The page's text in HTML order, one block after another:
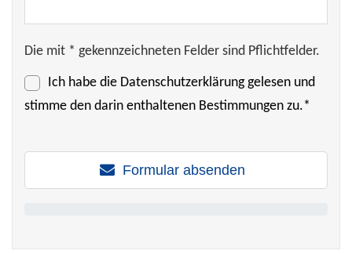
Die mit * gekennzeichneten Felder sind Pflichtfelder.
Ich habe die Datenschutzerklärunggelesen und
stimme den darin enthaltenen Bestimmungen zu.*
Formular absenden